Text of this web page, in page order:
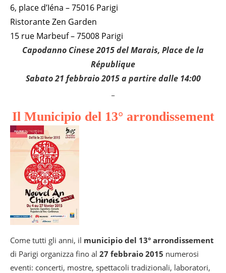
6, place d’Iéna – 75016 Parigi
Ristorante Zen Garden
15 rue Marbeuf – 75008 Parigi
Capodanno Cinese 2015 del Marais, Place de la
République
Sabato 21 febbraio 2015 a partire dalle 14:00
Il Municipio del 13° arrondissement
Come tutti gli anni, il municipio del 13° arrondissement
di Parigi organizza fino al 27 febbraio 2015 numerosi
eventi: concerti, mostre, spettacoli tradizionali, laboratori,